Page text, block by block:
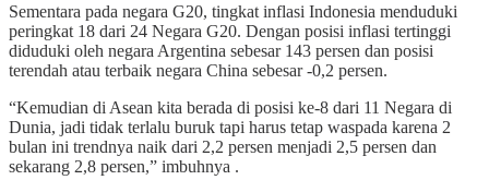
Sementara pada negara G20, tingkat inflasi Indonesia menduduki
peringkat 18 dari 24 Negara G20. Dengan posisi inflasi tertinggi
diduduki oleh negara Argentina sebesar 143 persen dan posisi
terendah atau terbaik negara China sebesar -0,2 persen.
“Kemudian di Asean kita berada di posisi ke-8 dari 11 Negara di
Dunia, jadi tidak terlalu buruk tapi harus tetap waspada karena 2
bulan ini trendnya naik dari 2,2 persen menjadi 2,5 persen dan
sekarang 2,8 persen,” imbuhnya .